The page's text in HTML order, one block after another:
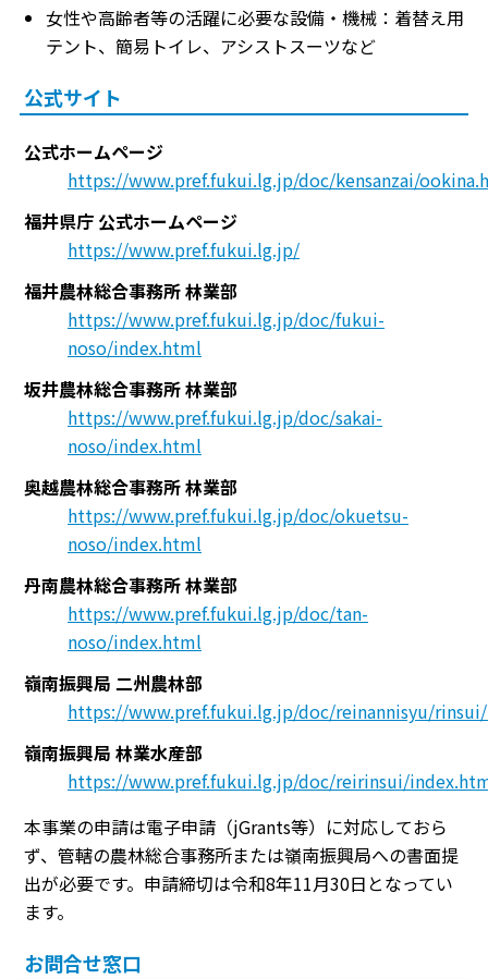
女性や高齢者等の活躍に必要な設備・機械：着替え用
テント、簡易トイレ、アシストスーツなど
公式サイト
公式ホームページ
https://www.pref.fukui.lg.jp/doc/kensanzai/
福井県庁 公式ホームページ
https://www.pref.fukui.lg.jp/
福井農林総合事務所 林業部
https://www.pref.fukui.lg.jp/doc/fukui-
noso/index.html
坂井農林総合事務所 林業部
https://www.pref.fukui.lg.jp/doc/sakai-
noso/index.html
奥越農林総合事務所 林業部
https://www.pref.fukui.lg.jp/doc/okuetsu-
noso/index.html
丹南農林総合事務所 林業部
https://www.pref.fukui.lg.jp/doc/tan-
noso/index.html
嶺南振興局 二州農林部
https://www.pref.fukui.lg.jp/doc/reinannisyu/
嶺南振興局 林業水産部
https://www.pref.fukui.lg.jp/doc/reirinsui/
本事業の申請は電子申請（jGrants等）に対応しておら
ず、管轄の農林総合事務所または嶺南振興局への書面提
出が必要です。申請締切は令和8年11月30日となってい
ます。
お問合せ窓口